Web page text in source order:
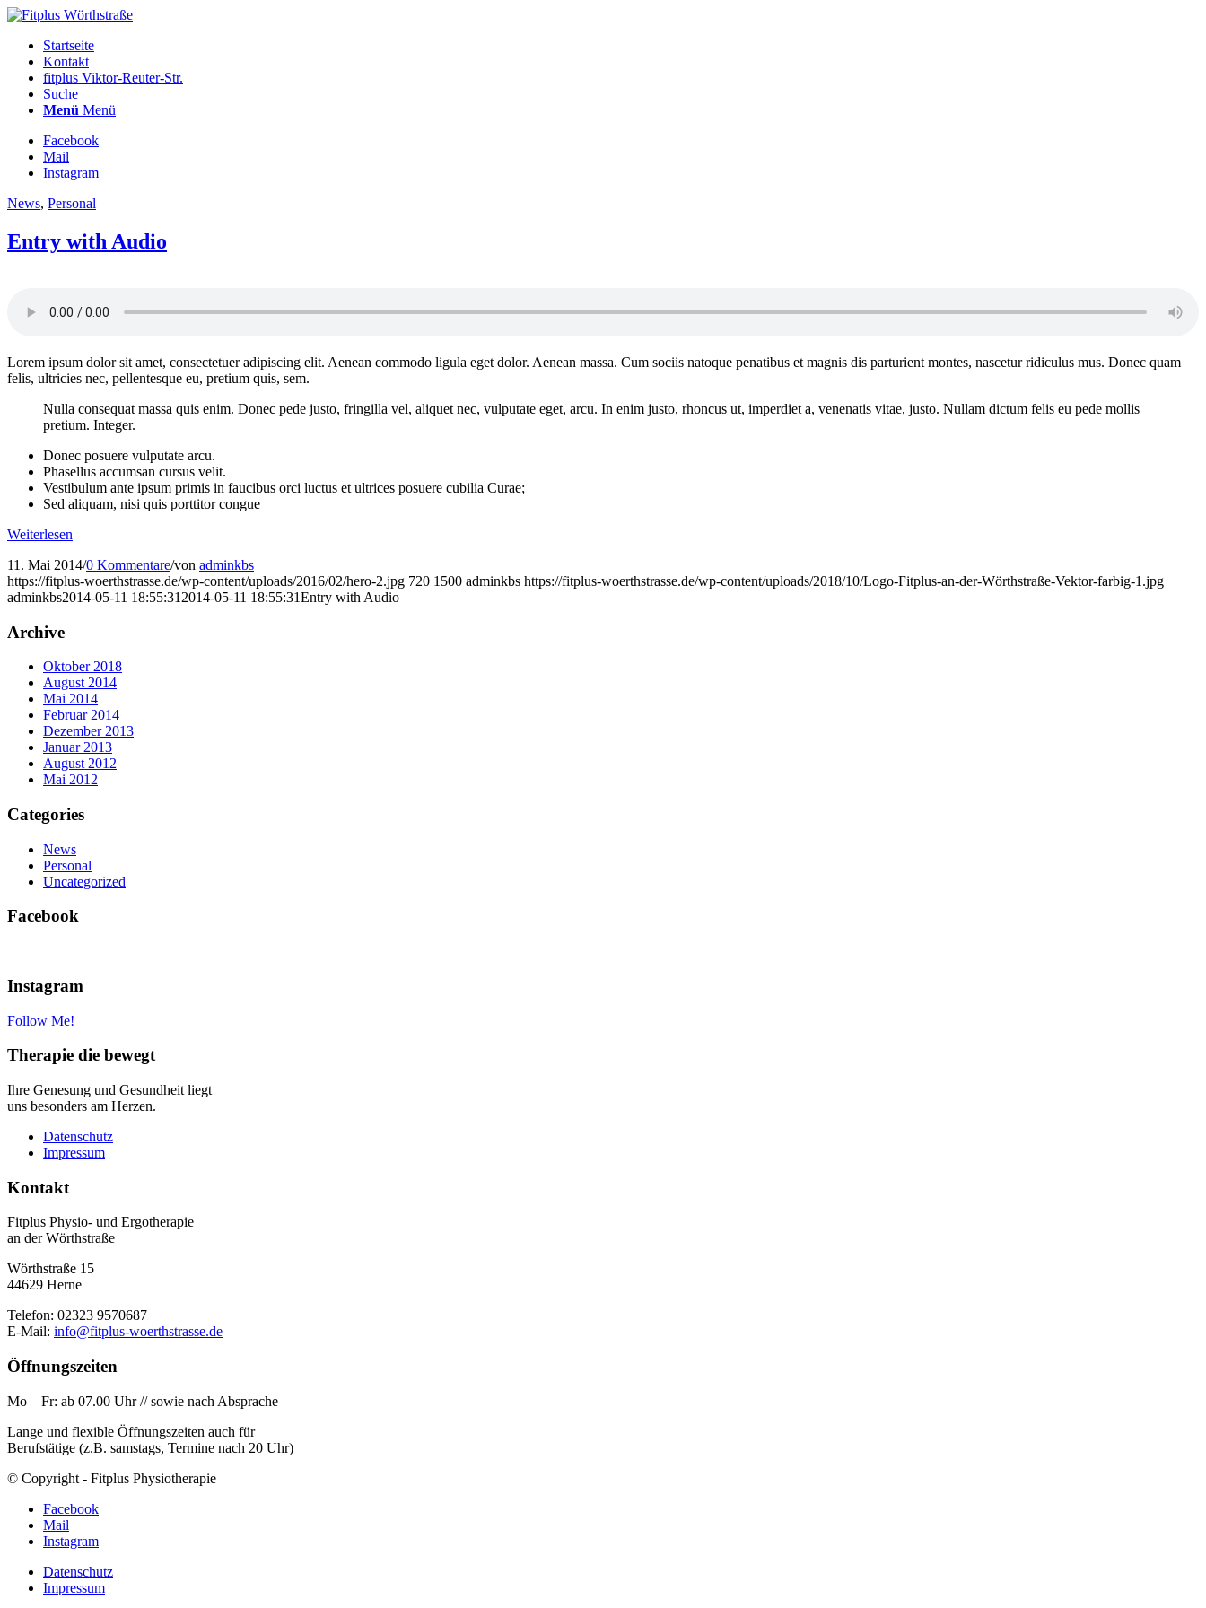
Startseite
Kontakt
fitplus Viktor-Reuter-Str.
Suche
Menü Menü
Facebook
Mail
Instagram
News, Personal
Entry with Audio
Lorem ipsum dolor sit amet, consectetuer adipiscing elit. Aenean commodo ligula eget dolor. Aenean massa. Cum sociis natoque penatibus et magnis dis parturient montes, nascetur ridiculus mus. Donec quam
felis, ultricies nec, pellentesque eu, pretium quis, sem.
Nulla consequat massa quis enim. Donec pede justo, fringilla vel, aliquet nec, vulputate eget, arcu. In enim justo, rhoncus ut, imperdiet a, venenatis vitae, justo. Nullam dictum felis eu pede mollis
pretium. Integer.
Donec posuere vulputate arcu.
Phasellus accumsan cursus velit.
Vestibulum ante ipsum primis in faucibus orci luctus et ultrices posuere cubilia Curae;
Sed aliquam, nisi quis porttitor congue
Weiterlesen
11. Mai 2014/0 Kommentare/von adminkbs
https://fitplus-woerthstrasse.de/wp-content/uploads/2016/02/hero-2.jpg 720 1500 adminkbs https://fitplus-woerthstrasse.de/wp-content/uploads/2018/10/Logo-Fitplus-an-der-Wörthstraße-Vektor-farbig-1.jpg
adminkbs2014-05-11 18:55:31 2014-05-11 18:55:31Entry with Audio
Archive
Oktober 2018
August 2014
Mai 2014
Februar 2014
Dezember 2013
Januar 2013
August 2012
Mai 2012
Categories
News
Personal
Uncategorized
Facebook
Instagram
Follow Me!
Therapie die bewegt
Ihre Genesung und Gesundheit liegt
uns besonders am Herzen.
Datenschutz
Impressum
Kontakt
Fitplus Physio- und Ergotherapie
an der Wörthstraße
Wörthstraße 15
44629 Herne
Telefon: 02323 9570687
E-Mail: info@fitplus-woerthstrasse.de
Öffnungszeiten
Mo – Fr: ab 07.00 Uhr // sowie nach Absprache
Lange und flexible Öffnungszeiten auch für
Berufstätige (z.B. samstags, Termine nach 20 Uhr)
© Copyright - Fitplus Physiotherapie
Facebook
Mail
Instagram
Datenschutz
Impressum